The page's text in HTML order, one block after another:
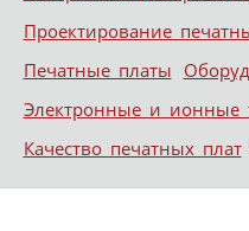
Проектирование
Печатные платы
Электронные и ионные
Качество печатных плат